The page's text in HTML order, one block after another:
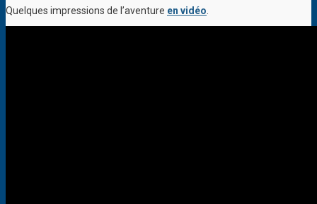
Quelques impressions de l’aventure en vidéo